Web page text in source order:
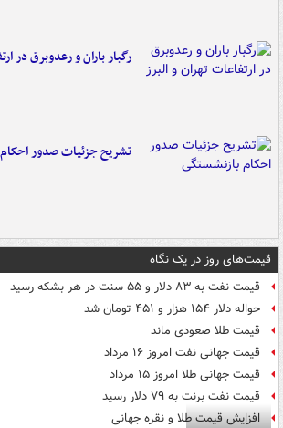
رگبار باران و رعدوبرق در
تشریح جزئیات صدور
قیمت‌های روز در یک نگاه
قیمت نفت به ۸۳ دلار و ۵۵ سنت در هر بشکه رسید
حواله دلار ۱۵۴ هزار و ۴۵۱ تومان شد
قیمت طلا صعودی ماند
قیمت جهانی نفت امروز ۱۶ مرداد
قیمت جهانی طلا امروز ۱۵ مرداد
قیمت نفت برنت به ۷۹ دلار رسید
افزایش قیمت طلا و نقره جهانی